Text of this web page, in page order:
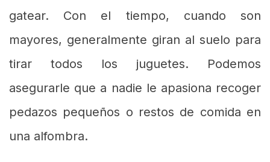
gatear. Con el tiempo, cuando son
mayores, generalmente giran al suelo para
tirar todos los juguetes. Podemos
asegurarle que a nadie le apasiona recoger
pedazos pequeños o restos de comida en
una alfombra.